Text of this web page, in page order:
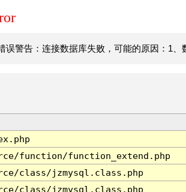
误警告：连接数据库失败，可能的原因：1、
function/function_extend.php
class/jzmysql.class.php
class/jzmysql.class.php